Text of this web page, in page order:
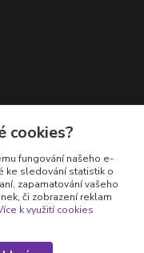
cookies?
fungování našeho e-
ke sledování statistik o
zapamatování vašeho
či zobrazení reklam
k využití cookies